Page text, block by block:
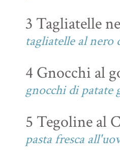
3 Tagliatelle
tagliatelle al nero
4 Gnocchi al
gnocchi di patate
5 Tegoline al
pasta fresca